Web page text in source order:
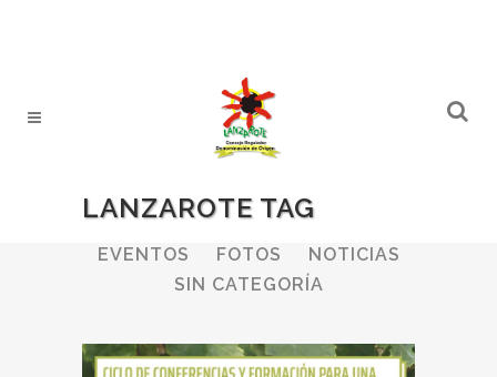
LANZAROTE TAG
ALL BODEGAS
BOLETINES
EVENTOS
FOTOS
NOTICIAS
SIN CATEGORÍA